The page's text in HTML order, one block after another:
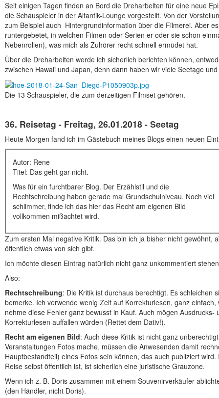
Seit einigen Tagen finden an Bord die Dreharbeiten für eine neue
die Schauspieler in der Altantik-Lounge vorgestellt. Von der
zum Beispiel auch Hintergrundinformation über die Filmerei. Aber
runtergebetet, in welchen Filmen oder Serien er oder sie schon
Nebenrollen), was mich als Zuhörer recht schnell ermüdet hat.
Über die Dreharbeiten werde ich sicherlich berichten können,
zwischen Hawaii und Japan, denn dann haben wir viele Seetage
Die 13 Schauspieler, die zum derzeitigen Filmset gehören.
36. Reisetag - Freitag, 26.01.2018 - Seetag
Heute Morgen fand ich im Gästebuch meines Blogs einen neuen
Autor: Rene
Titel: Das geht gar nicht.
Was für ein furchtbarer Blog. Der Erzählstil und die
Rechtschreibung haben gerade mal Grundschulniveau. Noch viel
schlimmer, finde ich das hier das Recht am eigenen Bild
vollkommen mißachtet wird.
Zum ersten Mal negative Kritik. Das bin ich ja bisher nicht gewöhnt,
öffentlich etwas von sich gibt.
Ich möchte diesen Eintrag natürlich nicht ganz unkommentiert
Also:
Rechtschreibung: Die Kritik ist durchaus berechtigt. Es schleichen
bemerke. Ich verwende wenig Zeit auf Korrekturlesen, ganz
nehme diese Fehler ganz bewusst in Kauf. Auch mögen
Korrekturlesen auffallen würden (Rettet dem Dativ!).
Recht am eigenen Bild: Auch diese Kritik ist nicht ganz
Veranstaltungen Fotos mache, müssen die Anwesenden damit
Hauptbestandteil) eines Fotos sein können, das auch publiziert
Reise selbst öffentlich ist, ist sicherlich eine juristische Grauzone.
Wenn ich z. B. Doris zusammen mit einem Souvenirverkäufer
(den Händler, nicht Doris).